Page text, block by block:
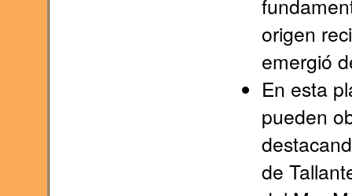
origen
emergió
En esta
pueden
de